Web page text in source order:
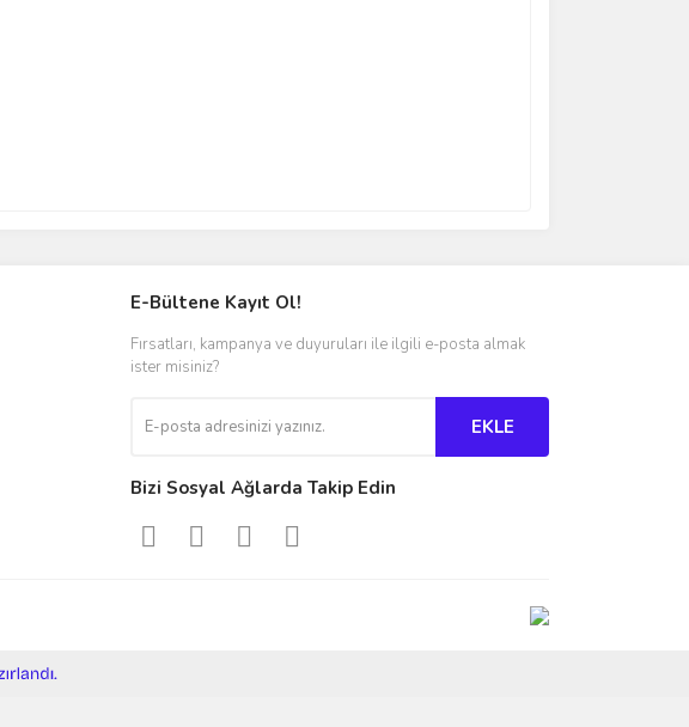
E-Bültene Kayıt Ol!
Fırsatları, kampanya ve duyuruları ile ilgili e-posta almak
ister misiniz?
EKLE
Bizi Sosyal Ağlarda Takip Edin